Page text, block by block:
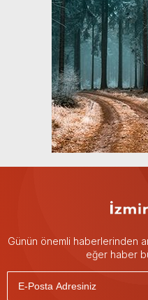
Günün önemli haberlerinden
eğer haber